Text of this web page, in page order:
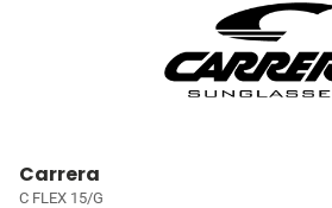
Carrera
C FLEX 15/G